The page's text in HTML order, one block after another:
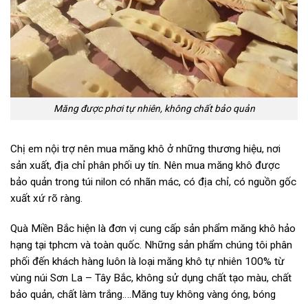
Măng được phơi tự nhiên, không chất bảo quản
Chị em nội trợ nên mua măng khô ở những thương hiệu, nơi
sản xuất, địa chỉ phân phối uy tín. Nên mua măng khô được
bảo quản trong túi nilon có nhãn mác, có địa chỉ, có nguồn gốc
xuất xứ rõ ràng.
Quà Miền Bắc hiện là đơn vị cung cấp sản phẩm măng khô hảo
hạng tại tphcm và toàn quốc. Những sản phẩm chúng tôi phân
phối đến khách hàng luôn là loại măng khô tự nhiên 100% từ
vùng núi Sơn La – Tây Bắc, không sử dụng chất tạo màu, chất
bảo quản, chất làm trắng….Măng tuy không vàng óng, bóng